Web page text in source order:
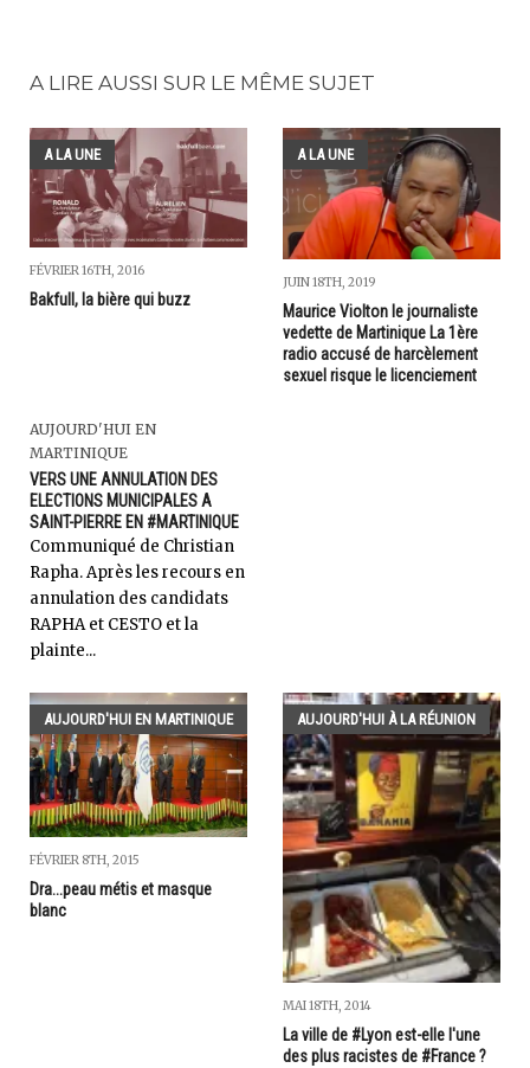
A LIRE AUSSI SUR LE MÊME SUJET
A LA UNE
FÉVRIER 16TH, 2016
Bakfull, la bière qui buzz
A LA UNE
JUIN 18TH, 2019
Maurice Violton le journaliste
vedette de Martinique La 1ère
radio accusé de harcèlement
sexuel risque le licenciement
AUJOURD'HUI EN
MARTINIQUE
VERS UNE ANNULATION DES
ELECTIONS MUNICIPALES A
SAINT-PIERRE EN #MARTINIQUE
Communiqué de Christian
Rapha. Après les recours en
annulation des candidats
RAPHA et CESTO et la
plainte...
AUJOURD'HUI EN MARTINIQUE
FÉVRIER 8TH, 2015
Dra...peau métis et masque
blanc
AUJOURD'HUI À LA RÉUNION
MAI 18TH, 2014
La ville de #Lyon est-elle l'une
des plus racistes de #France ?